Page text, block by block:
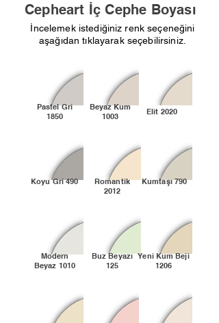
Cepheart İç Cephe Boyası
İncelemek istediğiniz renk seçeneğini
aşağıdan tıklayarak seçebilirsiniz.
Pastel Gri
1850
Koyu Gri 490
Modern
Beyaz 1010
Beyaz Kum
1003
Elit 2020
Romantik
2012
Kumtaşı 790
Buz Beyazı
125
Yeni Kum Beji
1206